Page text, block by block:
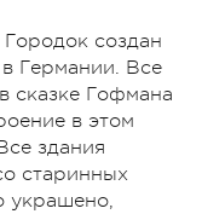
создан
Германии. Все
сказке Гофмана
в этом
здания
старинных
украшено,